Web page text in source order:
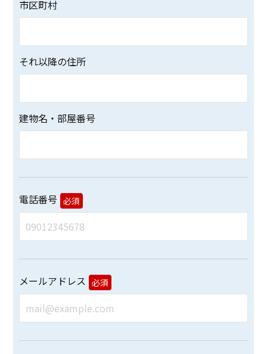
市区町村
それ以降の住所
建物名・部屋番号
電話番号 必須
メールアドレス 必須